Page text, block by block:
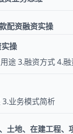
配资融资实操
操
途 3.融资方式 4.
业务模式简析
土地、在建工程、